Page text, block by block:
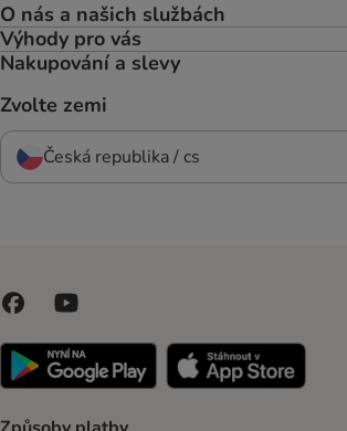
O nás a našich službách
Výhody pro vás
Nakupování a slevy
Zvolte zemi
Česká republika / cs